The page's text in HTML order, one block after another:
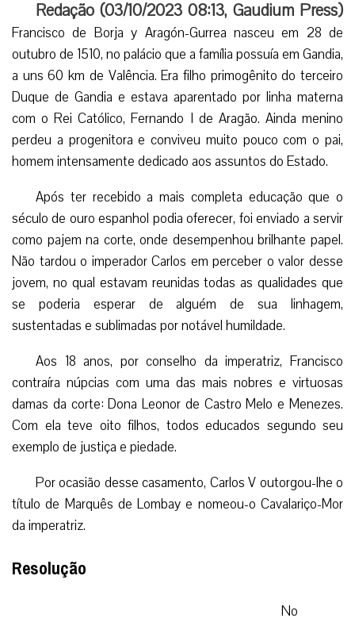
Redação (03/10/2023 08:13, Gaudium Press)
Francisco de Borja y Aragón-Gurrea nasceu em 28 de
outubro de 1510, no palácio que a família possuía em Gandia,
a uns 60 km de Valência. Era filho primogênito do terceiro
Duque de Gandia e estava aparentado por linha materna
com o Rei Católico, Fernando I de Aragão. Ainda menino
perdeu a progenitora e conviveu muito pouco com o pai,
homem intensamente dedicado aos assuntos do Estado.
Após ter recebido a mais completa educação que o
século de ouro espanhol podia oferecer, foi enviado a servir
como pajem na corte, onde desempenhou brilhante papel.
Não tardou o imperador Carlos em perceber o valor desse
jovem, no qual estavam reunidas todas as qualidades que
se poderia esperar de alguém de sua linhagem,
sustentadas e sublimadas por notável humildade.
Aos 18 anos, por conselho da imperatriz, Francisco
contraíra núpcias com uma das mais nobres e virtuosas
damas da corte: Dona Leonor de Castro Melo e Menezes.
Com ela teve oito filhos, todos educados segundo seu
exemplo de justiça e piedade.
Por ocasião desse casamento, Carlos V outorgou-lhe o
título de Marquês de Lombay e nomeou-o Cavalariço-Mor
da imperatriz.
Resolução
No